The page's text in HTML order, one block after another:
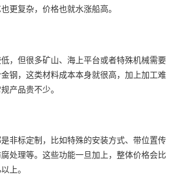
更复杂，价格也就水涨船高。
，但很多矿山、海上平台或者特殊机械需要
钢，这类材料成本本身就很高，加上加工难
产品贵不少。
非标定制，比如特殊的安装方式、带位置传
处理等。这些功能一旦加上，整体价格会比
上。